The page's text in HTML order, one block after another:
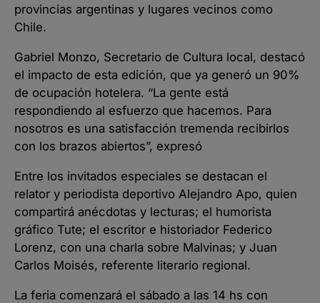
provincias argentinas y lugares vecinos como
Chile.
Gabriel Monzo, Secretario de Cultura local, destacó
el impacto de esta edición, que ya generó un 90%
de ocupación hotelera. “La gente está
respondiendo al esfuerzo que hacemos. Para
nosotros es una satisfacción tremenda recibirlos
con los brazos abiertos”, expresó
Entre los invitados especiales se destacan el
relator y periodista deportivo Alejandro Apo, quien
compartirá anécdotas y lecturas; el humorista
gráfico Tute; el escritor e historiador Federico
Lorenz, con una charla sobre Malvinas; y Juan
Carlos Moisés, referente literario regional.
La feria comenzará el sábado a las 14 hs con